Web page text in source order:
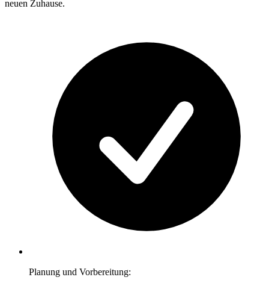
neuen Zuhause.
Planung und Vorbereitung: